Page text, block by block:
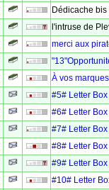
Dédicache
l'intruse de
merci aux
À vos
#5# Letter
#6# Letter
#7# Letter
#8# Letter
#9# Letter
#10# Letter